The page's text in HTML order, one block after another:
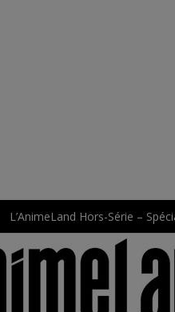
L’AnimeLand Hors-Série –